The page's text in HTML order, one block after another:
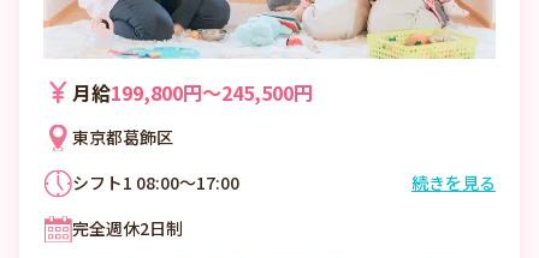
月給199,800円〜245,500円
東京都葛飾区
シフト1 08:00～17:00
続きを見る
完全週休2日制